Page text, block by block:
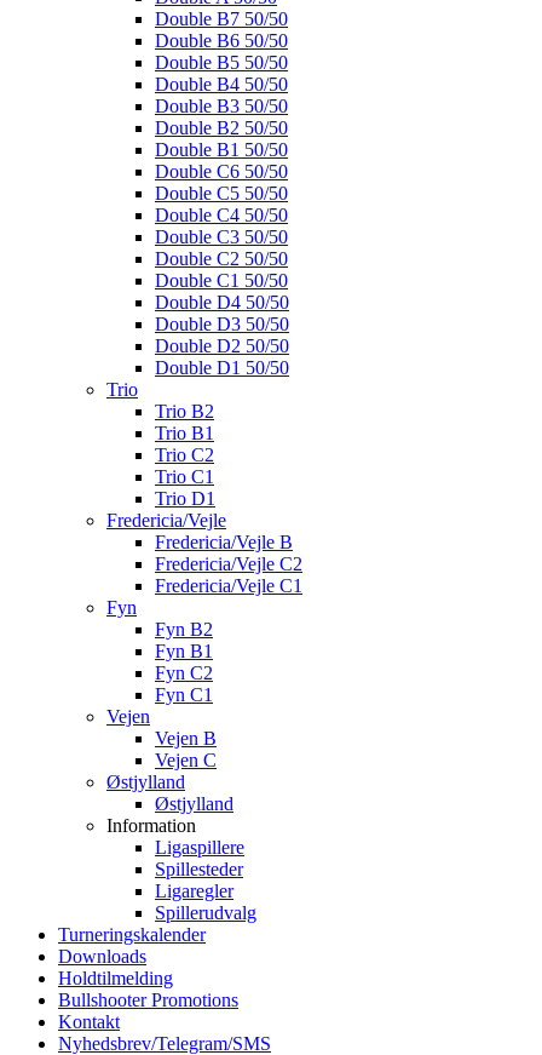
Double B7 50/50
Double B6 50/50
Double B5 50/50
Double B4 50/50
Double B3 50/50
Double B2 50/50
Double B1 50/50
Double C6 50/50
Double C5 50/50
Double C4 50/50
Double C3 50/50
Double C2 50/50
Double C1 50/50
Double D4 50/50
Double D3 50/50
Double D2 50/50
Double D1 50/50
Trio
Trio B2
Trio B1
Trio C2
Trio C1
Trio D1
Fredericia/Vejle
Fredericia/Vejle B
Fredericia/Vejle C2
Fredericia/Vejle C1
Fyn
Fyn B2
Fyn B1
Fyn C2
Fyn C1
Vejen
Vejen B
Vejen C
Østjylland
Østjylland
Information
Ligaspillere
Spillesteder
Ligaregler
Spillerudvalg
Turneringskalender
Downloads
Holdtilmelding
Bullshooter Promotions
Kontakt
Nyhedsbrev/Telegram/SMS